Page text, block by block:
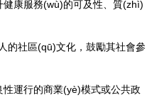
康服務(wù)的可及性、質(zhì)
的社區(qū)文化，鼓勵其社會參
性運行的商業(yè)模式或公共政